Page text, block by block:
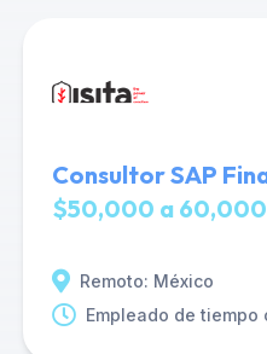
Consultor SAP
$50,000 a 60,000
Remoto: México
Empleado de tiempo